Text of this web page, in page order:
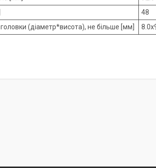
48
головки (діаметр*висота), не більше [мм]